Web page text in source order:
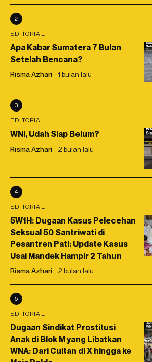
2
EDITORIAL
Apa Kabar Sumatera 7 Bulan
Setelah Bencana?
Risma Azhari 1 bulan lalu
3
EDITORIAL
WNI, Udah Siap Belum?
Risma Azhari 2 bulan lalu
4
EDITORIAL
5W1H: Dugaan Kasus Pelecehan
Seksual 50 Santriwati di
Pesantren Pati: Update Kasus
Usai Mandek Hampir 2 Tahun
Risma Azhari 2 bulan lalu
5
EDITORIAL
Dugaan Sindikat Prostitusi
Anak di Blok M yang Libatkan
WNA: Dari Cuitan di X hingga ke